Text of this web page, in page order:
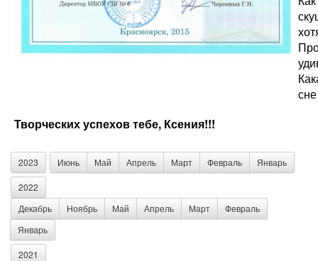
Творческих успехов тебе, Ксения!!!
2023 Июнь Май Апрель Март Февраль Январь
2022
Декабрь
Ноябрь Май Апрель Март
Февраль
Январь
2021